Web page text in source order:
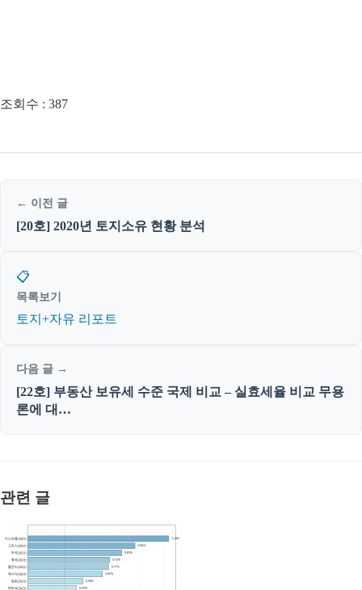
조회수 : 387
← 이전 글
[20호] 2020년 토지소유 현황 분석
📋
목록보기
토지+자유 리포트
다음 글 →
[22호] 부동산 보유세 수준 국제 비교 – 실효세율 비교 무용
론에 대…
관련 글